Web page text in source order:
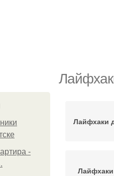
-
Лайфхаки